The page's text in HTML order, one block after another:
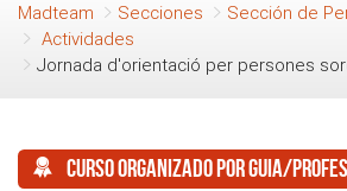
Madteam Secciones
Sección de
Actividades
Jornada d'orientació per persones
Curso organizado por guia/